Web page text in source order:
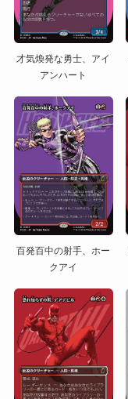
才気煥発な勇士、アイ
アンハート
百発百中の射手、ホー
クアイ